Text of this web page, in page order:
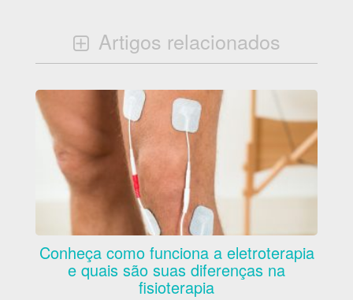
Artigos relacionados
Conheça como funciona a eletroterapia
e quais são suas diferenças na
fisioterapia